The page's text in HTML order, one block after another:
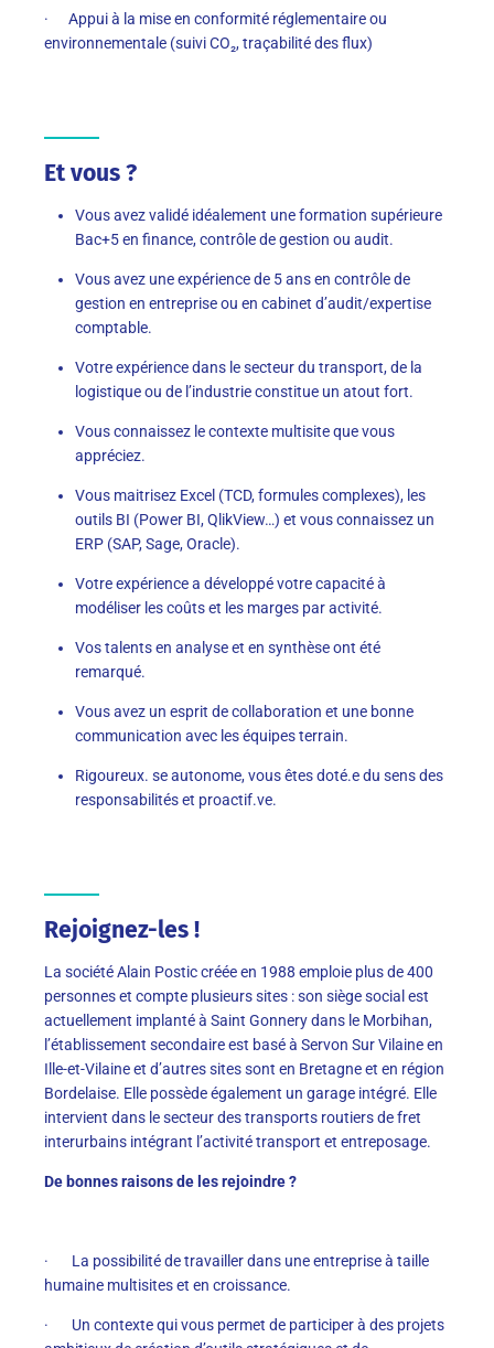
· Appui à la mise en conformité réglementaire ou
environnementale (suivi CO₂, traçabilité des flux)
Et vous ?
Vous avez validé idéalement une formation supérieure
Bac+5 en finance, contrôle de gestion ou audit.
Vous avez une expérience de 5 ans en contrôle de
gestion en entreprise ou en cabinet d’audit/expertise
comptable.
Votre expérience dans le secteur du transport, de la
logistique ou de l’industrie constitue un atout fort.
Vous connaissez le contexte multisite que vous
appréciez.
Vous maitrisez Excel (TCD, formules complexes), les
outils BI (Power BI, QlikView…) et vous connaissez un
ERP (SAP, Sage, Oracle).
Votre expérience a développé votre capacité à
modéliser les coûts et les marges par activité.
Vos talents en analyse et en synthèse ont été
remarqué.
Vous avez un esprit de collaboration et une bonne
communication avec les équipes terrain.
Rigoureux. se autonome, vous êtes doté.e du sens des
responsabilités et proactif.ve.
Rejoignez-les !
La société Alain Postic créée en 1988 emploie plus de 400
personnes et compte plusieurs sites : son siège social est
actuellement implanté à Saint Gonnery dans le Morbihan,
l’établissement secondaire est basé à Servon Sur Vilaine en
Ille-et-Vilaine et d’autres sites sont en Bretagne et en région
Bordelaise. Elle possède également un garage intégré. Elle
intervient dans le secteur des transports routiers de fret
interurbains intégrant l’activité transport et entreposage.
De bonnes raisons de les rejoindre ?
· La possibilité de travailler dans une entreprise à taille
humaine multisites et en croissance.
· Un contexte qui vous permet de participer à des projets